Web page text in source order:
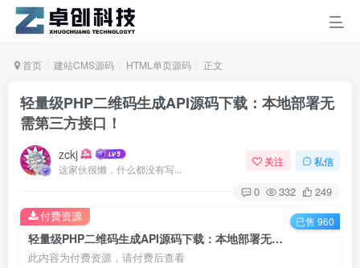
首页 建站CMS源码 HTML单页源码 正文
轻量级PHP二维码生成API源码下载：本地部署无
需第三方接口！
zckj
这家伙很懒，什么都没有写...
关注 私信
0 332 249
轻量级PHP二维码生成API源码下载：本地部署无需第三方接口！
此内容为付费资源，请付费后查看
付费资源 已售 960